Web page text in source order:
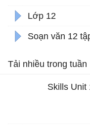
Lớp 12
Soạn văn 12
Tải nhiều trong tuần
Skills Unit